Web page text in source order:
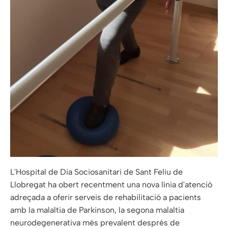
L'Hospital de Dia Sociosanitari de Sant Feliu de
Llobregat ha obert recentment una nova línia d'atenció
adreçada a oferir serveis de rehabilitació a pacients
amb la malaltia de Parkinson, la segona malaltia
neurodegenerativa més prevalent després de